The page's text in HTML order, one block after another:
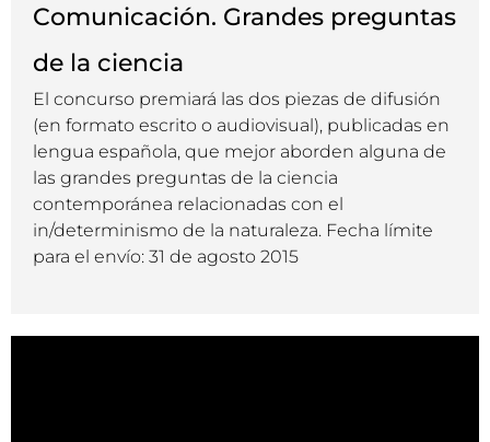
Comunicación. Grandes preguntas
de la ciencia
El concurso premiará las dos piezas de difusión
(en formato escrito o audiovisual), publicadas en
lengua española, que mejor aborden alguna de
las grandes preguntas de la ciencia
contemporánea relacionadas con el
in/determinismo de la naturaleza. Fecha límite
para el envío: 31 de agosto 2015